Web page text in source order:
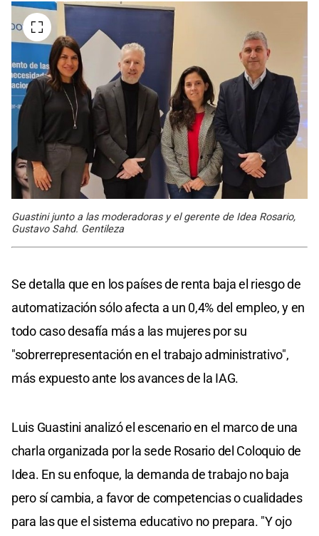
Guastini junto a las moderadoras y el gerente de Idea Rosario,
Gustavo Sahd. Gentileza
Se detalla que en los países de renta baja el riesgo de
automatización sólo afecta a un 0,4% del empleo, y en
todo caso desafía más a las mujeres por su
"sobrerrepresentación en el trabajo administrativo",
más expuesto ante los avances de la IAG.
Luis Guastini analizó el escenario en el marco de una
charla organizada por la sede Rosario del Coloquio de
Idea. En su enfoque, la demanda de trabajo no baja
pero sí cambia, a favor de competencias o cualidades
para las que el sistema educativo no prepara. "Y ojo